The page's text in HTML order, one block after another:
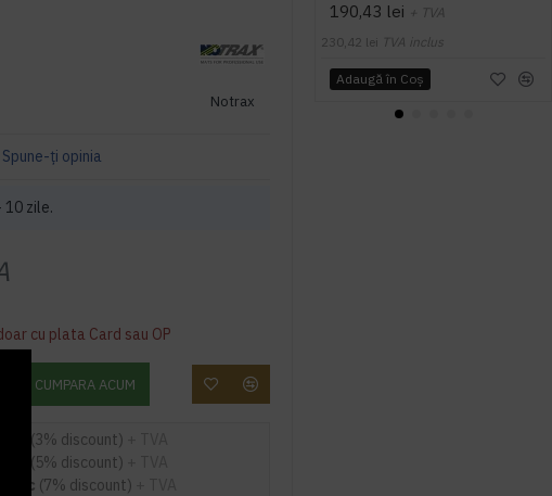
Notrax
zile.
Spune-ţi opinia
cu plata Card sau OP
CUMPARA ACUM
(3% discount)
(5% discount)
/ buc (7% discount)
190,43 lei + TVA
230,42 lei TVA inclus
Adaugă în Coş